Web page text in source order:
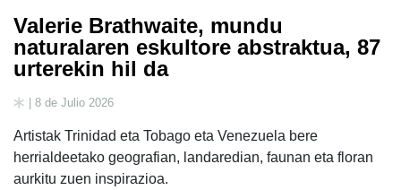
Valerie Brathwaite, mundu
naturalaren eskultore abstraktua, 87
urterekin hil da
| 8 de Julio 2026
Artistak Trinidad eta Tobago eta Venezuela bere
herrialdeetako geografian, landaredian, faunan eta floran
aurkitu zuen inspirazioa.